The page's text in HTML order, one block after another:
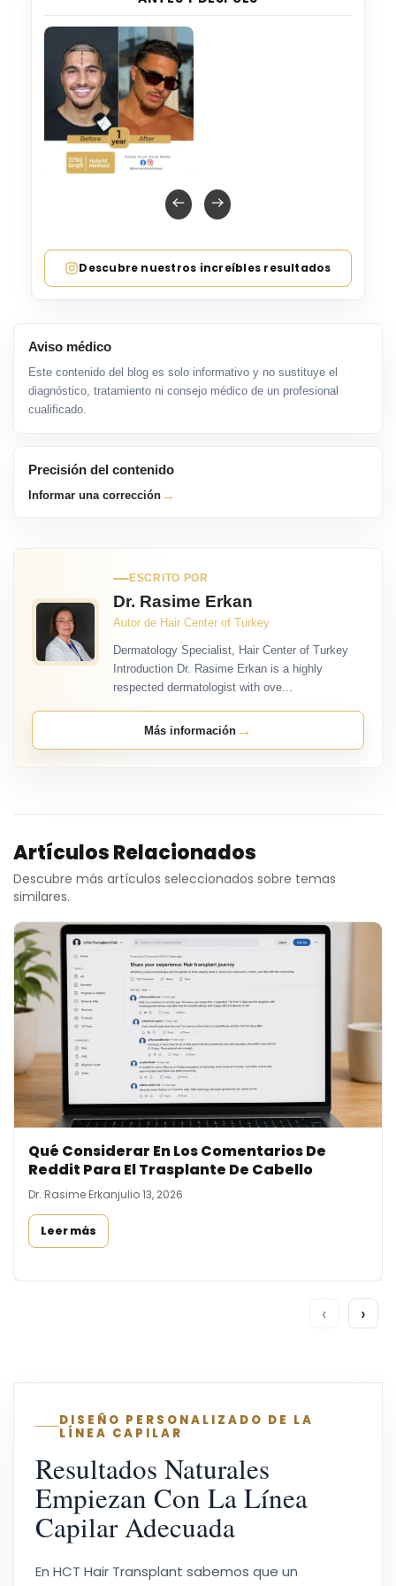
Descubre nuestros increíbles resultados
Aviso médico
Este contenido del blog es solo informativo y no sustituye el
diagnóstico, tratamiento ni consejo médico de un profesional
cualificado.
Precisión del contenido
Informar una corrección →
ESCRITO POR
Dr. Rasime Erkan
Autor de Hair Center of Turkey
Dermatology Specialist, Hair Center of Turkey
Introduction Dr. Rasime Erkan is a highly
respected dermatologist with ove...
Más información →
Artículos Relacionados
Descubre más artículos seleccionados sobre temas
similares.
Qué Considerar En Los Comentarios De
Reddit Para El Trasplante De Cabello
Dr. Rasime Erkanjulio 13, 2026
Leer más
‹ ›
DISEÑO PERSONALIZADO DE LA
LÍNEA CAPILAR
Resultados Naturales
Empiezan Con La Línea
Capilar Adecuada
En HCT Hair Transplant sabemos que un